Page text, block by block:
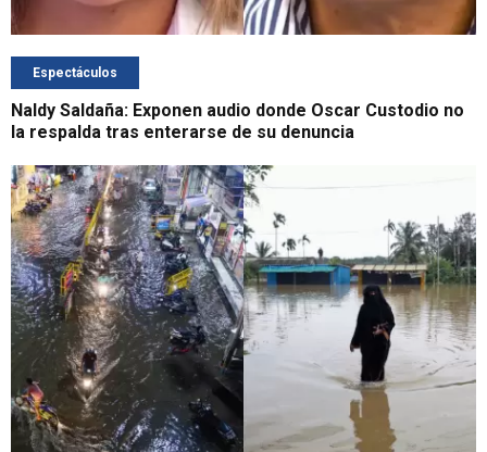
Espectáculos
Naldy Saldaña: Exponen audio donde Oscar Custodio no
la respalda tras enterarse de su denuncia